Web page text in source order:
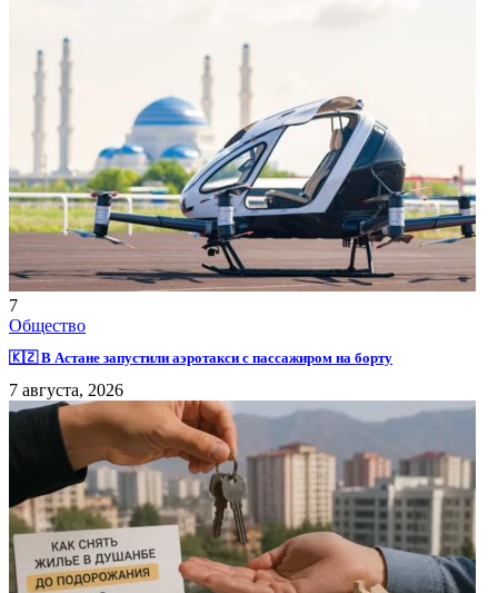
7
Общество
🇰🇿 В Астане запустили аэротакси с пассажиром на борту
7 августа, 2026